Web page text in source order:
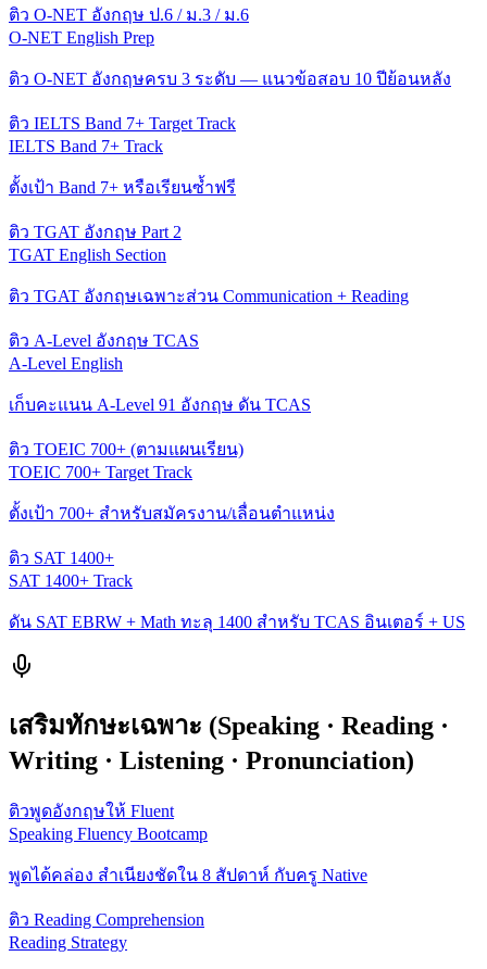
ติว O-NET อังกฤษ ป.6 / ม.3 / ม.6
O-NET English Prep
ติว O-NET อังกฤษครบ 3 ระดับ — แนวข้อสอบ 10 ปีย้อนหลัง
ติว IELTS Band 7+ Target Track
IELTS Band 7+ Track
ตั้งเป้า Band 7+ หรือเรียนซ้ำฟรี
ติว TGAT อังกฤษ Part 2
TGAT English Section
ติว TGAT อังกฤษเฉพาะส่วน Communication + Reading
ติว A-Level อังกฤษ TCAS
A-Level English
เก็บคะแนน A-Level 91 อังกฤษ ดัน TCAS
ติว TOEIC 700+ (ตามแผนเรียน)
TOEIC 700+ Target Track
ตั้งเป้า 700+ สำหรับสมัครงาน/เลื่อนตำแหน่ง
ติว SAT 1400+
SAT 1400+ Track
ดัน SAT EBRW + Math ทะลุ 1400 สำหรับ TCAS อินเตอร์ + US
เสริมทักษะเฉพาะ (Speaking · Reading ·
Writing · Listening · Pronunciation)
ติวพูดอังกฤษให้ Fluent
Speaking Fluency Bootcamp
พูดได้คล่อง สำเนียงชัดใน 8 สัปดาห์ กับครู Native
ติว Reading Comprehension
Reading Strategy